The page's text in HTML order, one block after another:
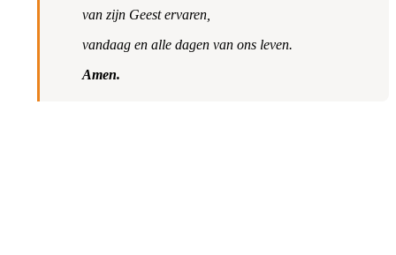
van zijn Geest ervaren,
vandaag en alle dagen van ons leven.
Amen.